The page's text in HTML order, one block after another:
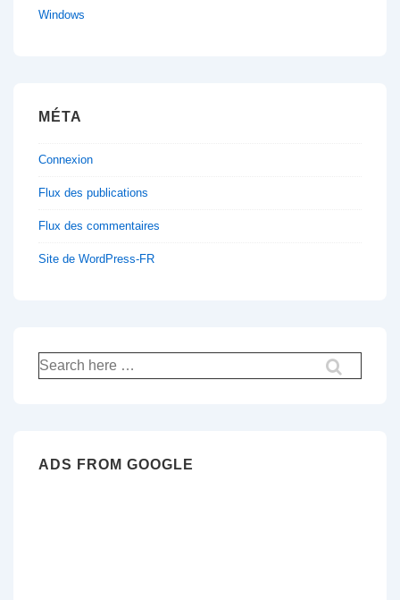
Windows
MÉTA
Connexion
Flux des publications
Flux des commentaires
Site de WordPress-FR
Recherche
pour:
ADS FROM GOOGLE